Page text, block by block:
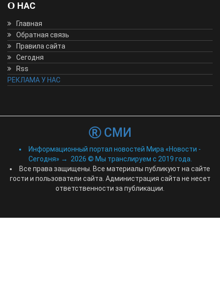
О НАС
Главная
Обратная связь
Правила сайта
Сегодня
Rss
РЕКЛАМА У НАС
СМИ
Информационный портал новостей Мира «Новости -
Сегодня» → 2026 © Мы транслируем с 2019 года.
Все права защищены. Все материалы публикуют на сайте
гости и пользователи сайта. Администрация сайта не несет
ответственности за публикации.